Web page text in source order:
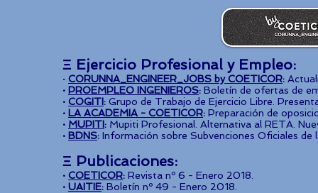
Ξ Ejercicio Profesional y Empleo:
· CORUNNA_ENGINEER_JOBS by COETICOR:
· PROEMPLEO INGENIEROS: Boletín de ofertas de
· COGITI: Grupo de Trabajo de Ejercicio Libre.
· LA ACADEMIA - COETICOR: Preparación de
· MUPITI: Mupiti Profesional. Alternativa al RETA.
· BDNS: Información sobre Subvenciones Oficiales de
Ξ Publicaciones:
· COETICOR: Revista nº 6 - Enero 2018.
· UAITIE: Boletín nº 49 - Enero 2018.